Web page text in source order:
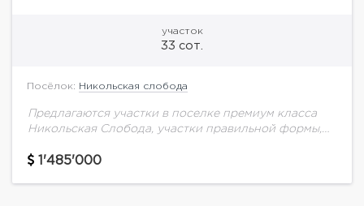
участок
33 сот.
Посёлок: Никольская слобода
Предлагаются участки в поселке премиум класса
Никольская Слобода, участки правильной формы,
участков.
1'485'000